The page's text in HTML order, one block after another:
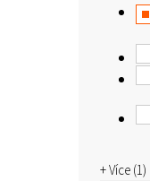
+ Více (1)